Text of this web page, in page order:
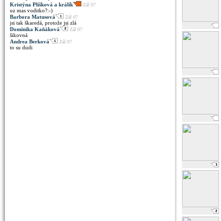
Kristýna Plíšková a králík
Zář 07
uz mas voditko?:-)
Barbora Matusová
Zář 07
jsi tak škaredá, protože jsi zlá
Dominika Kaňáková
Zář 07
šikovná
Andrea Berková
Zář 07
to su dudi